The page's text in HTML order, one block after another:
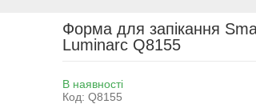
Форма для запікання
Luminarc Q8155
В наявності
Код: Q8155